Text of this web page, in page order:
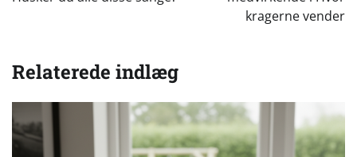
kragerne vender
Relaterede indlæg